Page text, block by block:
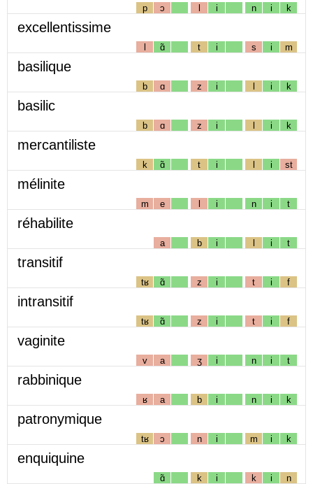
p ɔ l i n i k
excellentissime
l ɑ̃ t i s i m
basilique
b ɑ z i l i k
basilic
b ɑ z i l i k
mercantiliste
k ɑ̃ t i l i st
mélinite
m e l i n i t
réhabilite
a b i l i t
transitif
tʁ ɑ̃ z i t i f
intransitif
tʁ ɑ̃ z i t i f
vaginite
v a ʒ i n i t
rabbinique
ʁ a b i n i k
patronymique
tʁ ɔ n i m i k
enquiquine
ɑ̃ k i k i n